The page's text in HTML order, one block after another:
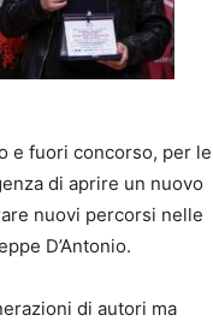
e fuori concorso, per le
di aprire un nuovo
nuovi percorsi nelle
D’Antonio.
di autori ma